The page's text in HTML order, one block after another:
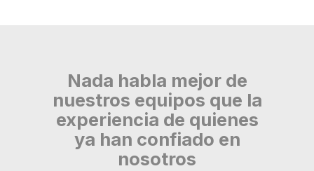
Nada habla mejor de
nuestros equipos que la
experiencia de quienes
ya han confiado en
nosotros